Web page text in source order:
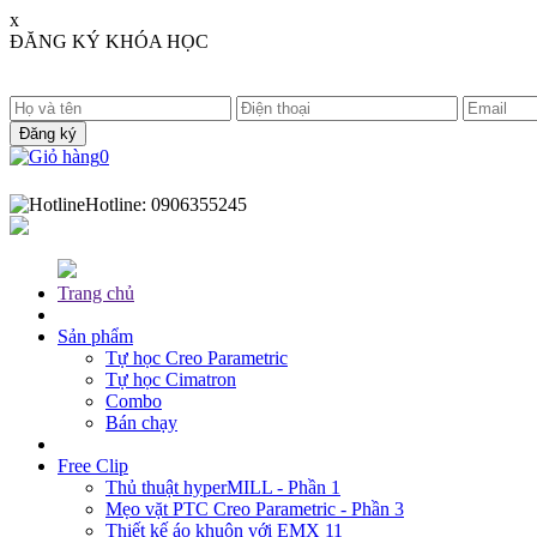
x
ĐĂNG KÝ KHÓA HỌC
0
Hotline: 0906355245
Trang chủ
Sản phẩm
Tự học Creo Parametric
Tự học Cimatron
Combo
Bán chạy
Free Clip
Thủ thuật hyperMILL - Phần 1
Mẹo vặt PTC Creo Parametric - Phần 3
Thiết kế áo khuôn với EMX 11